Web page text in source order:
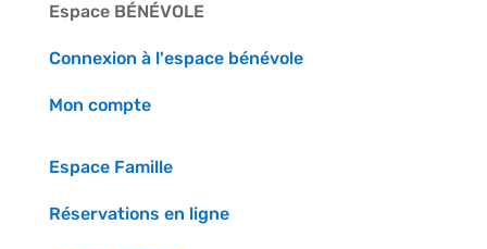
Espace BÉNÉVOLE
Connexion à l'espace bénévole
Mon compte
Espace Famille
Réservations en ligne